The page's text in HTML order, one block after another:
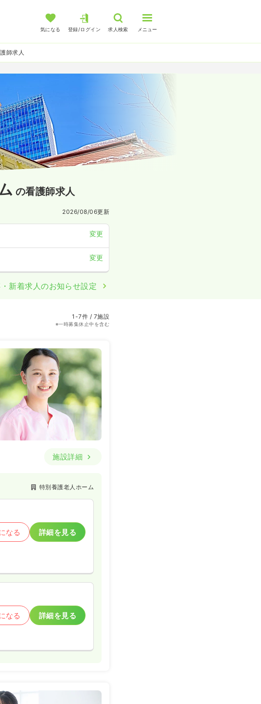
気になる 登録/ログイン 求人検索 メニュー
師求人
の看護師求人
2026/08/06更新
変更
変更
新着求人のお知らせ設定
1-7件 / 7施設
※一時募集休止中を含む
施設詳細
特別養護老人ホーム
なる 詳細を見る
なる 詳細を見る